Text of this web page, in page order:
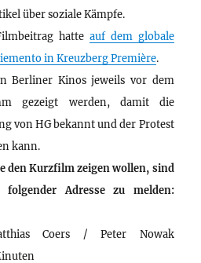
über soziale Kämpfe.
hatte auf dem globale
in Kreuzberg Première.
Berliner Kinos jeweils vor dem
gezeigt werden, damit die
von HG bekannt und der Protest
kann.
den Kurzfilm zeigen wollen, sind
Adresse zu melden:
Coers / Peter Nowak